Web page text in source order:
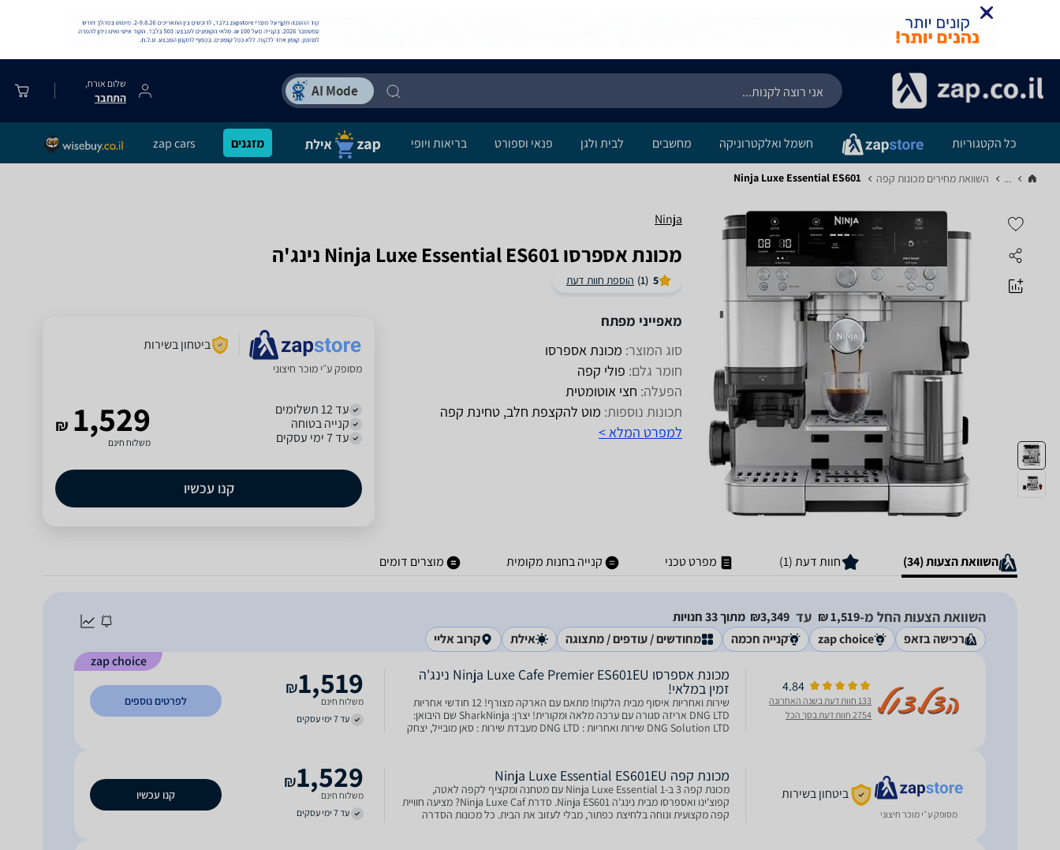
שלום אורח,
התחבר
כל הקטגוריות חשמל ואלקטרוניקה מחשבים לבית ולגן פנאי וספורט בריאות ויופי מזגנים zap cars
... השוואת מחירים מכונות קפה‏ Ninja Luxe Essential ES601
Ninja
‏מכונת אספרסו Ninja Luxe Essential ES601 נינג'ה
5
(1) הוספת חוות דעת
מאפייני מפתח
סוג המוצר: מכונת אספרסו
חומר גלם: פולי קפה
הפעלה: חצי אוטומטית
תכונות נוספות: מוט להקצפת חלב, טחינת קפה
למפרט המלא >
ביטחון בשירות
מסופק ע״י מוכר חיצוני
עד 12 תשלומים
קנייה בטוחה
עד 7 ימי עסקים
₪ 1,529
משלוח חינם
קנו עכשיו
השוואת הצעות (34) חוות דעת (1) מפרט טכני קנייה בחנות מקומית מוצרים דומים
השוואת הצעות החל מ-1,519‏ ₪ עד 3,349‏₪
מתוך 33 חנויות
רכישה בזאפ
zap choice קנייה חכמה מחודשים / עודפים / מתצוגה אילת
קרוב אליי
zap choice
4.84
133 חוות דעת בשנה האחרונה
2754 חוות דעת בסך הכל
מכונת אספרסו Ninja Luxe Cafe Premier ES601EU נינג'ה
זמין במלאי!
שירות ואחריות איסוף מבית הלקוח! מתאם עם הארקה מצורף! 12 חודשי אחריות
DNG LTD אריזה סגורה עם ערכה מלאה ומקורית! יצרן: SharkNinja שם היבואן:
DNG Solution LTD שירות ואחריות : DNG LTD מעבדת שירות : סאן מובייל, יצחק
1,519
₪
משלוח חינם
עד 7 ימי עסקים
לפרטים נוספים
מסופק ע״י מוכר חיצוני
ביטחון בשירות
מכונת קפה Ninja Luxe Essential ES601EU
מכונת קפה 3 ב-1 Ninja Luxe Essential עם מטחנה ומקציף לקפה לאטה,
קפוצ'ינו ואספרסו מבית נינג'ה Ninja ES601. סדרת Ninja Luxe Caf? מציעה חוויית
קפה מקצועית ונוחה בלחיצת כפתור, מבלי לעזוב את הבית. כל מכונות הסדרה
1,529
₪
משלוח חינם
עד 7 ימי עסקים
קנו עכשיו